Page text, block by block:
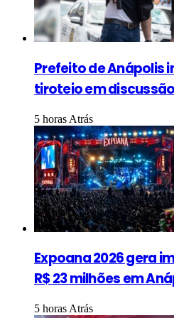
Prefeito de Anápolis
tiroteio em
5 horas Atrás
Expoana 2026 gera
R$ 23 milhões em
5 horas Atrás